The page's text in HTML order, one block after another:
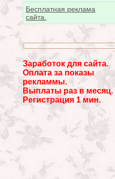
Бесплатная реклама
сайта.
Заработок для сайта.
Оплата за показы
рекламмы.
Выплаты раз в месяц.
Регистрация 1 мин.